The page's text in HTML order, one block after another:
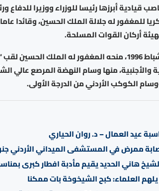
قيادية أبرزها رئيسا للوزراء ووزيرا
للمغفور له جلالة الملك الحسين، وقائدا
أركان القوات المسلحة.
وفي الرابع من شباط 1996، منحه المغفور له
والأجنبية، منها وسام النهضة المرصع عالي
الكوكب الأردني من الدرجة الأولى.
عيد العمال – د. روان الحياري
ممرض في المستشفى الميداني الأردني
هاني الحديد يقيم مأدبة افطار كبرى
يلهم العلماء: كبح الشيخوخة بات ممكنا